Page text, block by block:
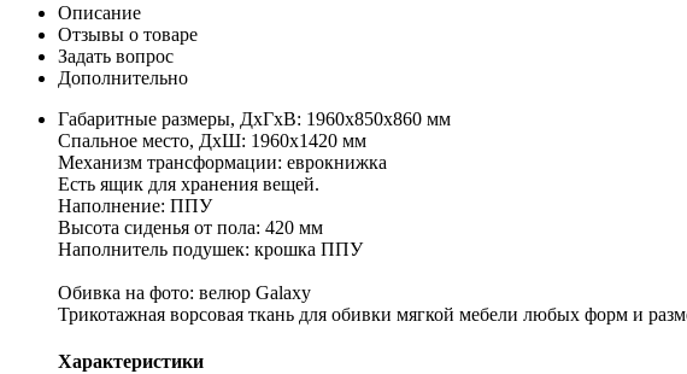
Описание
Отзывы о товаре
Задать вопрос
Дополнительно
Габаритные размеры, ДхГхВ: 1960х850х860 мм
Спальное место, ДхШ: 1960х1420 мм
Механизм трансформации: еврокнижка
Есть ящик для хранения вещей.
Наполнение: ППУ
Высота сиденья от пола: 420 мм
Наполнитель подушек: крошка ППУ
Обивка на фото: велюр Galaxy
Трикотажная ворсовая ткань для обивки мягкой мебели любых форм и
Характеристики